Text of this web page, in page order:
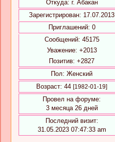
Откуда: г. Абакан
Зарегистрирован: 17.07.2013
Приглашений: 0
Сообщений: 45175
Уважение: +2013
Позитив: +2827
Пол: Женский
Возраст: 44 [1982-01-19]
Провел на форуме:
3 месяца 26 дней
Последний визит:
31.05.2023 07:47:33 am